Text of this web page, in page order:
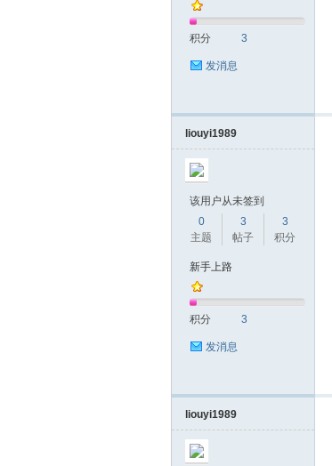
积分 3
发消息
liouyi1989
该用户从未签到
0
主题
3
帖子
3
积分
新手上路
积分 3
发消息
liouyi1989